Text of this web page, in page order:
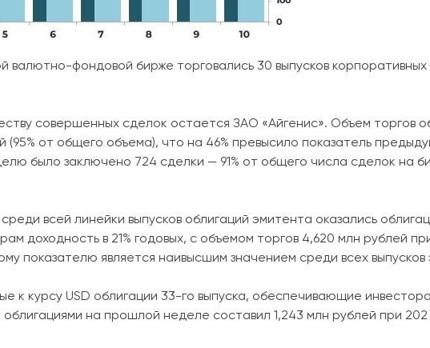
фондовой бирже торговались 30 выпусков корпоративных
совершенных сделок остается ЗАО «Айгенис». Объем торгов
(95% от общего объема), что на 46% превысило показатель
было заключено 724 сделки — 91% от общего числа сделок на
всей линейки выпусков облигаций эмитента оказались
доходность в 21% годовых, с объемом торгов 4,620 млн рублей
показателю является наивысшим значением среди всех выпусков
к курсу USD облигации 33-го выпуска, обеспечивающие
облигациями на прошлой неделе составил 1,243 млн рублей при